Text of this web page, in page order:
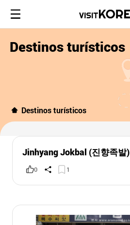
Destinos turísticos
Destinos turísticos
Jinhyang Jokbal (진향족발)
0 1